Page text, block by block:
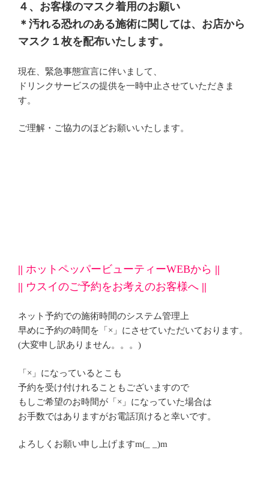
４、お客様のマスク着用のお願い
＊汚れる恐れのある施術に関しては、お店から
マスク１枚を配布いたします。
現在、緊急事態宣言に伴いまして、
ドリンクサービスの提供を一時中止させていただきま
す。
ご理解・ご協力のほどお願いいたします。
|| ホットペッパービューティーWEBから ||
|| ウスイのご予約をお考えのお客様へ ||
ネット予約での施術時間のシステム管理上
早めに予約の時間を「×」にさせていただいております。
(大変申し訳ありません。。。)
「×」になっているとこも
予約を受け付けれることもございますので
もしご希望のお時間が「×」になっていた場合は
お手数ではありますがお電話頂けると幸いです。
よろしくお願い申し上げますm(_ _)m